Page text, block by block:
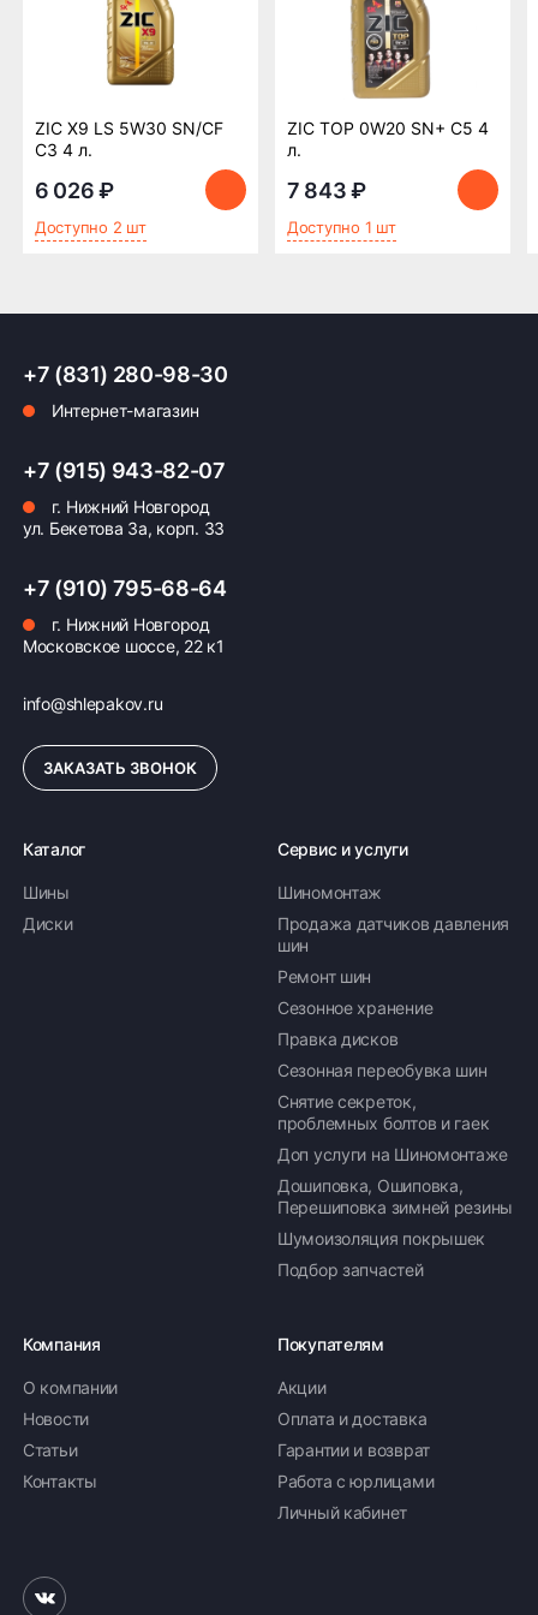
формирование счёта для Юр.Лица
ПОДРОБНЕЕ ОБ ОПЛАТЕ
ZIC X9 LS 5W30 SN/CF
C3 4 л.
6 026 ₽
Доступно 2 шт
ZIC TOP 0W20 SN+ C5 4
л.
7 843 ₽
Доступно 1 шт
+7 (831) 280-98-30
Интернет-магазин
+7 (915) 943-82-07
г. Нижний Новгород
ул. Бекетова 3а, корп. 33
+7 (910) 795-68-64
г. Нижний Новгород
Московское шоссе, 22 к1
info@shlepakov.ru
ЗАКАЗАТЬ ЗВОНОК
Каталог
Шины
Диски
Сервис и услуги
Шиномонтаж
Продажа датчиков давления
шин
Ремонт шин
Сезонное хранение
Правка дисков
Сезонная переобувка шин
Снятие секреток,
проблемных болтов и гаек
Доп услуги на Шиномонтаже
Дошиповка, Ошиповка,
Перешиповка зимней резины
Шумоизоляция покрышек
Подбор запчастей
Компания
О компании
Новости
Статьи
Контакты
Покупателям
Акции
Оплата и доставка
Гарантии и возврат
Работа с юрлицами
Личный кабинет